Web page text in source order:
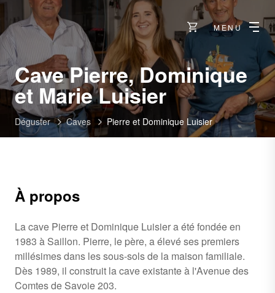
MENU
Cave Pierre, Dominique
et Marie Luisier-
Saillon
Déguster Caves Pierre et Dominique Luisier
À propos
La cave Pierre et Dominique Luisier a été fondée en
1983 à Saillon. Pierre, le père, a élevé ses premiers
millésimes dans les sous-sols de la maison familiale.
Dès 1989, il construit la cave existante à l'Avenue des
Comtes de Savoie 203.